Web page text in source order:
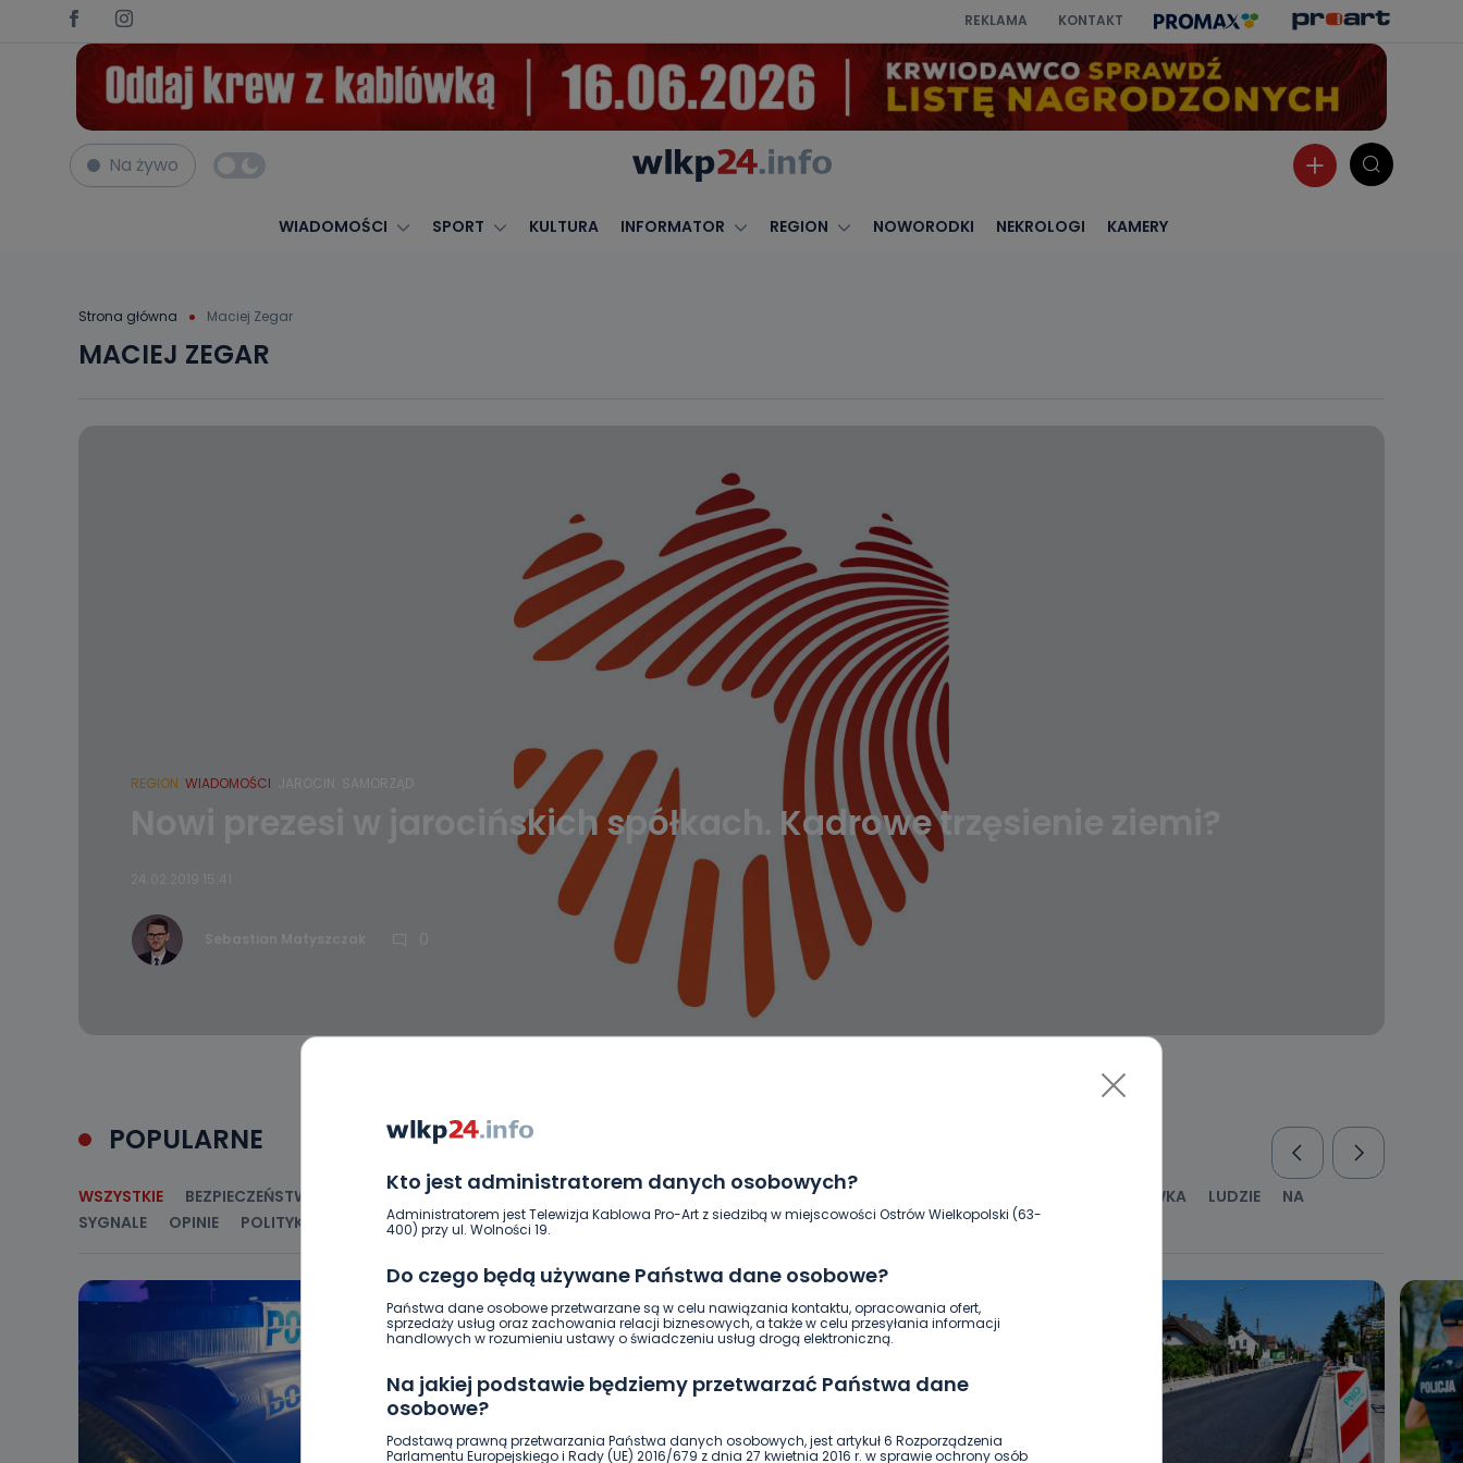
REKLAMA KONTAKT
Na żywo
WIADOMOŚCI SPORT KULTURA INFORMATOR REGION NOWORODKI NEKROLOGI KAMERY
Strona główna Maciej Zegar
Kto jest administratorem danych osobowych?
Administratorem jest Telewizja Kablowa Pro-Art z siedzibą w miejscowości Ostrów Wielkopolski (63-
400) przy ul. Wolności 19.
Do czego będą używane Państwa dane osobowe?
Państwa dane osobowe przetwarzane są w celu nawiązania kontaktu, opracowania ofert,
sprzedaży usług oraz zachowania relacji biznesowych, a także w celu przesyłania informacji
handlowych w rozumieniu ustawy o świadczeniu usług drogą elektroniczną.
Na jakiej podstawie będziemy przetwarzać Państwa dane
osobowe?
Podstawą prawną przetwarzania Państwa danych osobowych, jest artykuł 6 Rozporządzenia
Parlamentu Europejskiego i Rady (UE) 2016/679 z dnia 27 kwietnia 2016 r. w sprawie ochrony osób
MACIEJ ZEGAR
REGION WIADOMOŚCI JAROCIN SAMORZĄD
Nowi prezesi w jarocińskich spółkach. Kadrowe trzęsienie ziemi?
POPULARNE
WSZYSTKIE BEZPIECZEŃSTWO CIEKAWOSTKI GOSPODARKA I FINANSE HISTORIA KULTURA I ROZRYWKA LUDZIE
NA
SYGNALE
OPINIE POLITYKA RELIGIA SAMORZĄD ŚRODOWISKO WASZE INFO WSZYSTKICH ŚWIĘTYCH WYWIADY